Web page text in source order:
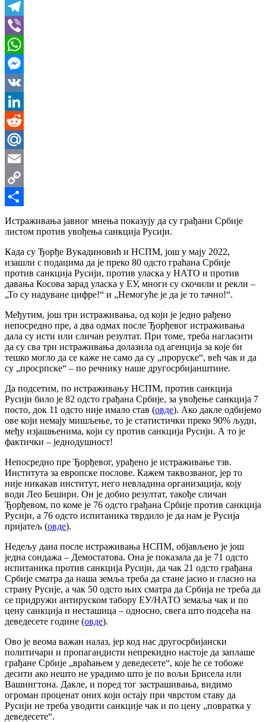
X
Telegram
Viber
WhatsApp
Messenger
VK
LinkedIn
Reddit
Mail.Ru
Email
Copy
Link
Share
Истраживања јавног мнења показују да су грађани Србије
листом против увођења санкција Русији.
Када су Ђорђе Вукадиновић и НСПМ, још у мају 2022,
изашли с подацима да је преко 80 одсто граћана Србије
против санкција Русији, против уласка у НАТО и против
давања Косова зарад уласка у ЕУ, многи су скочили и рекли –
„То су надуване цифре!“ и „Немогуће је да је то тачно!“.
Међутим, још три истраживања, од који је једно рађено
непосредно пре, а два одмах после Ђорђевог истраживања
дала су исти или сличан резултат. При томе, треба нагласити
да су сва три истраживања долазила од агенција за које би
тешко могло да се каже не само да су „проруске“, већ чак и да
су „просрпске“ – по речнику наше другосрбијанштине.
Да подсетим, по истраживању НСПМ, против санкција
Русији било је 82 одсто грађана Србије, за увођење санкција 7
посто, док 11 одсто није имало став (овде). Ако дакле одбијемо
ове који немају мишљење, то је статистички преко 90% људи,
међу изјашњенима, који су против санкција Русији. А то је
фактички – једнодушност!
Непосредно пре Ђорђевог, урађено је истраживање тзв.
Института за европске послове. Кажем таквозваног, јер то
није никакав институт, него невладина организација, коју
води Лео Бешири. Он је добио резултат, такође сличан
Ђорђевом, по коме је 76 одсто грађана Србије против санкција
Русији, а 76 одсто испитаника тврдило је да нам је Русија
пријатељ (овде).
Недељу дана после истраживања НСПМ, објављено је још
једна сондажа – Демостатова. Она је показала да је 71 одсто
испитаника против санкција Русији, да чак 21 одсто грађана
Србије сматра да наша земља треба да стане јасно и гласно на
страну Русије, а чак 50 одсто њих сматра да Србија не треба да
се придружи антируском табору ЕУ/НАТО земаља чак и по
цену санкција и несташица – односно, свега што подсећа на
деведесете године (овде).
Ово је веома важан налаз, јер код нас другосрбијански
политичари и пропагандисти непрекидно настоје да заплаше
грађане Србије „враћањем у деведесете“, које ће се тобоже
десити ако нешто не урадимо што је по вољи Брисела или
Вашингтона. Дакле, и поред тог застрашивања, видимо
огроман проценат оних који остају при чврстом ставу да
Русији не треба уводити санкције чак и по цену „повратка у
деведесете“.